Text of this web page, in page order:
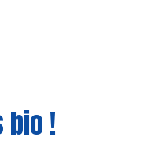
bio !